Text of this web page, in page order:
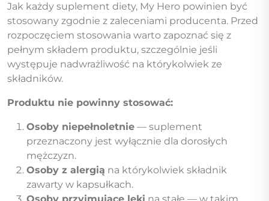
Jak każdy suplement diety, My Hero powinien być
stosowany zgodnie z zaleceniami producenta. Przed
rozpoczęciem stosowania warto zapoznać się z
pełnym składem produktu, szczególnie jeśli
występuje nadwrażliwość na którykolwiek ze
składników.
Produktu nie powinny stosować:
Osoby niepełnoletnie — suplement
przeznaczony jest wyłącznie dla dorosłych
mężczyzn.
Osoby z alergią na którykolwiek składnik
zawarty w kapsułkach.